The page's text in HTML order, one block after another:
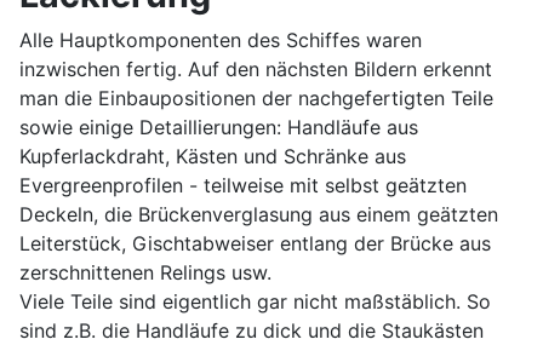
Alle Hauptkomponenten des Schiffes waren
inzwischen fertig. Auf den nächsten Bildern erkennt
man die Einbaupositionen der nachgefertigten Teile
sowie einige Detaillierungen: Handläufe aus
Kupferlackdraht, Kästen und Schränke aus
Evergreenprofilen - teilweise mit selbst geätzten
Deckeln, die Brückenverglasung aus einem geätzten
Leiterstück, Gischtabweiser entlang der Brücke aus
zerschnittenen Relings usw.
Viele Teile sind eigentlich gar nicht maßstäblich. So
sind z.B. die Handläufe zu dick und die Staukästen